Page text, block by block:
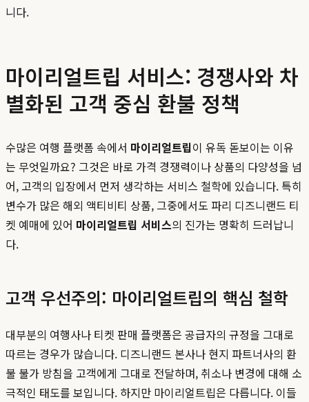
니다.
마이리얼트립 서비스: 경쟁사와 차
별화된 고객 중심 환불 정책
수많은 여행 플랫폼 속에서 마이리얼트립이 유독 돋보이는 이유
는 무엇일까요? 그것은 바로 가격 경쟁력이나 상품의 다양성을 넘
어, 고객의 입장에서 먼저 생각하는 서비스 철학에 있습니다. 특히
변수가 많은 해외 액티비티 상품, 그중에서도 파리 디즈니랜드 티
켓 예매에 있어 마이리얼트립 서비스의 진가는 명확히 드러납니
다.
고객 우선주의: 마이리얼트립의 핵심 철학
대부분의 여행사나 티켓 판매 플랫폼은 공급자의 규정을 그대로
따르는 경우가 많습니다. 디즈니랜드 본사나 현지 파트너사의 환
불 불가 방침을 고객에게 그대로 전달하며, 취소나 변경에 대해 소
극적인 태도를 보입니다. 하지만 마이리얼트립은 다릅니다. 이들